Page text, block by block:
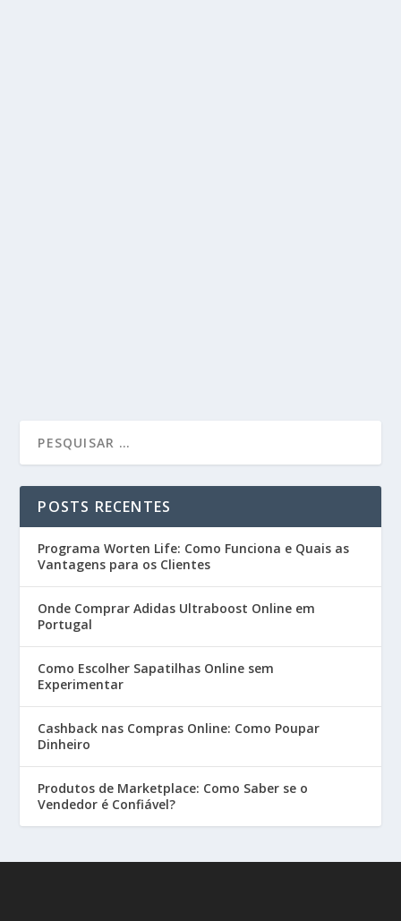
POSTS RECENTES
Programa Worten Life: Como Funciona e Quais as
Vantagens para os Clientes
Onde Comprar Adidas Ultraboost Online em
Portugal
Como Escolher Sapatilhas Online sem
Experimentar
Cashback nas Compras Online: Como Poupar
Dinheiro
Produtos de Marketplace: Como Saber se o
Vendedor é Confiável?